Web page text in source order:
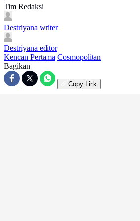
Tim Redaksi
Destriyana writer
Destriyana editor
Kencan Pertama Cosmopolitan
Bagikan
Copy Link